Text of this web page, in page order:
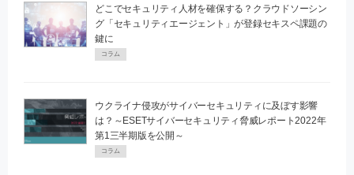
どこでセキュリティ人材を確保する？クラウドソーシン
グ「セキュリティエージェント」が登録セキスペ課題の
鍵に
コラム
ウクライナ侵攻がサイバーセキュリティに及ぼす影響
は？～ESETサイバーセキュリティ脅威レポート2022年
第1三半期版を公開～
コラム